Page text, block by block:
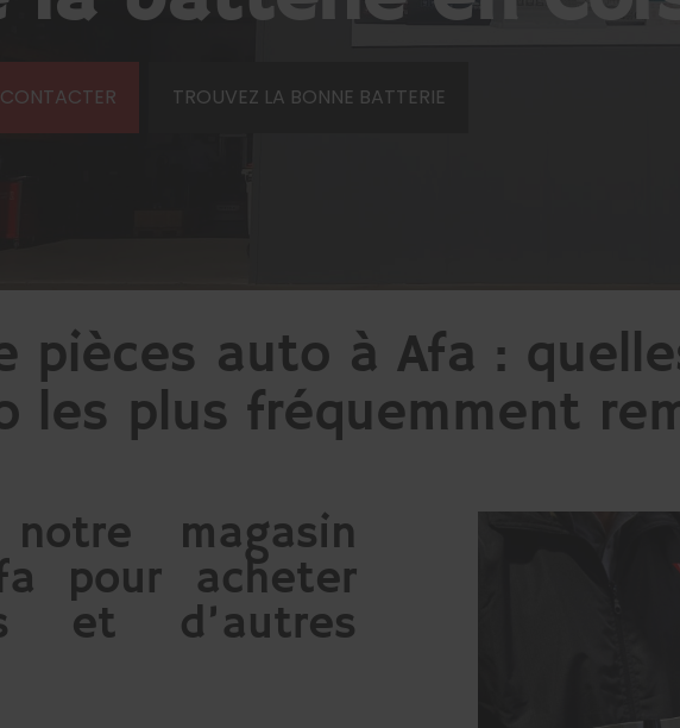
TROUVEZ LA BONNE BATTERIE
pièces auto à Afa :
les plus fréquemment
magasin
pour acheter
et d’autres